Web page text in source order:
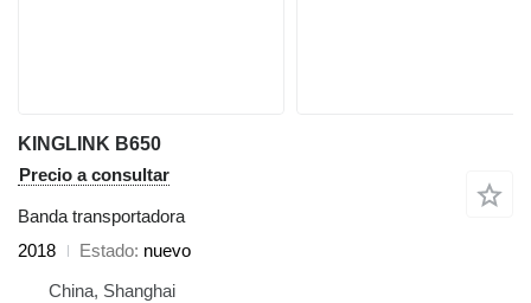
KINGLINK B650
Precio a consultar
Banda transportadora
2018
Estado nuevo
China, Shanghai